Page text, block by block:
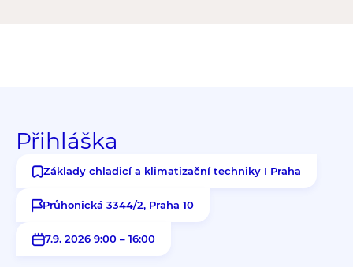
Přihláška
Základy chladicí a klimatizační techniky I Praha
Průhonická 3344/2, Praha 10
7.9. 2026 9:00 – 16:00